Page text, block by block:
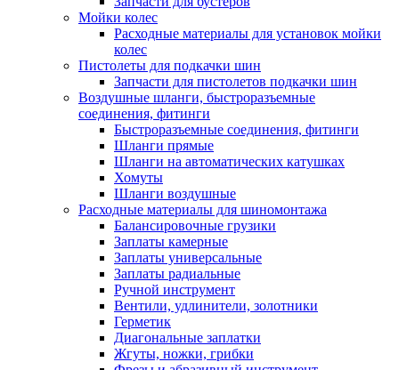
Мойки колес
Расходные материалы для установок мойки
колес
Пистолеты для подкачки шин
Запчасти для пистолетов подкачки шин
Воздушные шланги, быстроразъемные
соединения, фитинги
Быстроразъемные соединения, фитинги
Шланги прямые
Шланги на автоматических катушках
Хомуты
Шланги воздушные
Расходные материалы для шиномонтажа
Балансировочные грузики
Заплаты камерные
Заплаты универсальные
Заплаты радиальные
Ручной инструмент
Вентили, удлинители, золотники
Герметик
Диагональные заплатки
Жгуты, ножки, грибки